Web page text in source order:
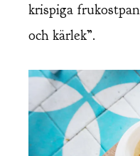
krispiga
och kärlek”.